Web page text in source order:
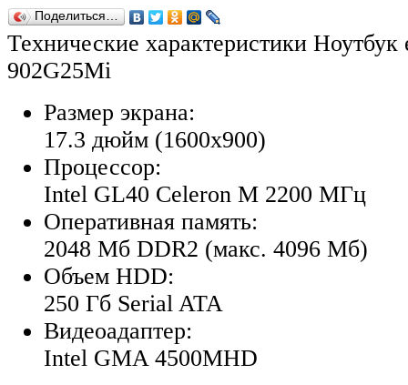
Поделиться…
Технические характеристики
902G25Mi
Размер экрана:
17.3 дюйм (1600x900)
Процессор:
Intel GL40 Celeron M 2200 МГц
Оперативная память:
2048 Мб DDR2 (макс. 4096 Мб)
Объем HDD:
250 Гб Serial ATA
Видеоадаптер:
Intel GMA 4500MHD